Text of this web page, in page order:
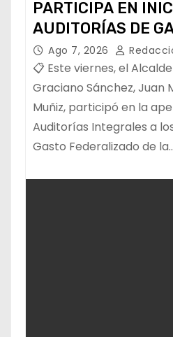
PARTICIPA EN
AUDITORÍAS DE
FEDERALIZADO 📝
Ago 7, 2026
📋 Este viernes, el
Graciano Sánchez, Juan
Muñiz, participó en la
Auditorías Integrales a
Gasto Federalizado de